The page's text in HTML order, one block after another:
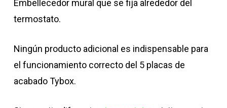
Embellecedor mural que se fija alrededor del
termostato.
Ningún producto adicional es indispensable para
el funcionamiento correcto del 5 placas de
acabado Tybox.